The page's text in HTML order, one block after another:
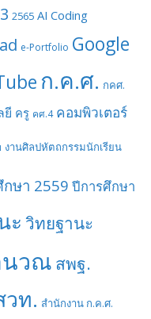
2565 AI Coding
e-Portfolio Google
ก.ค.ศ. กคศ.
ยี ครู คศ.4 คอมพิวเตอร์
งานศิลปหัตถกรรมนักเรียน
ษา 2559 ปีการศึกษา
ะ วิทยฐานะ
นวณ สพฐ.
วท. สำนักงาน ก.ค.ศ.